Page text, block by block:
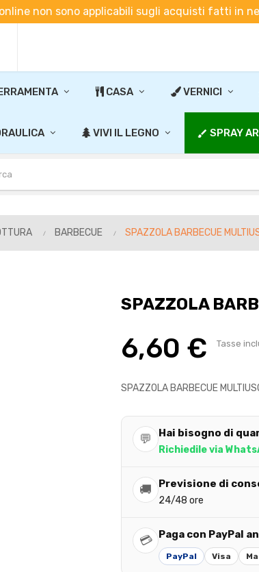
non sono applicabili sugli acquisti fatti in
CASA VERNICI
VIVI IL LEGNO brush SPRAY
BARBECUE SPAZZOLA BARBECUE
SPAZZOLA
6,60 € Tasse
SPAZZOLA BARBECUE
💬 Hai bisogno di
Richiedile via
🚚 Previsione di
24/48 ore
💳 Paga con PayPal
PayPal Visa